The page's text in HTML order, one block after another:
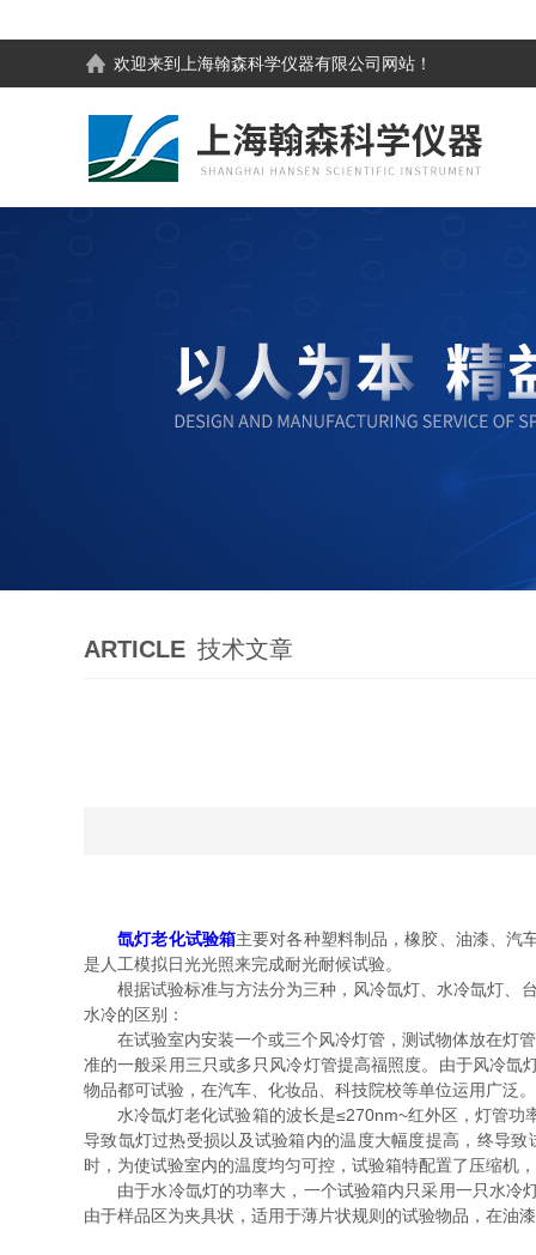
欢迎来到 上海翰森科学仪器有限公司 网站！
ARTICLE 技术文章
氙灯老化试验箱主要对各种塑料制品，橡胶、油漆、汽
是人工模拟日光光照来完成耐光耐候试验。
根据试验标准与方法分为三种，风冷氙灯、水冷氙灯、台
水冷的区别：
在试验室内安装一个或三个风冷灯管，测试物体放在灯管
准的一般采用三只或多只风冷灯管提高福照度。由于风冷
物品都可试验，在汽车、化妆品、科技院校等单位运用广泛
水冷氙灯老化试验箱的波长是≤270nm~红外区，灯管功
导致氙灯过热受损以及试验箱内的温度大幅度提高，终导
时，为使试验室内的温度均匀可控，试验箱特配置了压缩机
由于水冷氙灯的功率大，一个试验箱内只采用一只水冷
由于样品区为夹具状，适用于薄片状规则的试验物品，在油